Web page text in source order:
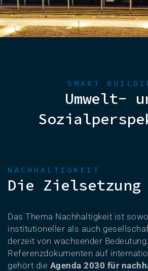
SMART
Umwelt-
NACHHALTIGKEIT
Die Zielsetzung
Das Thema Nachhaltigkeit ist
institutioneller als auch
derzeit von wachsender
Referenzdokumenten auf
gehört die Agenda 2030 für